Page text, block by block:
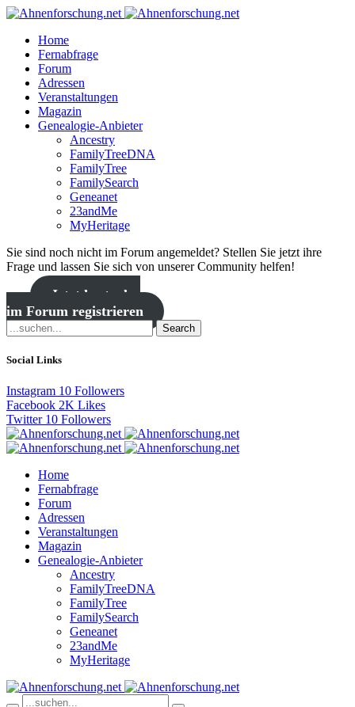
Home
Fernabfrage
Forum
Adressen
Veranstaltungen
Magazin
Genealogie-Anbieter
Ancestry
FamilyTreeDNA
FamilyTree
FamilySearch
Geneanet
23andMe
MyHeritage
Sie sind noch nicht im Forum angemeldet? Stellen Sie jetzt ihre
Frage und lassen Sie sich von unserer Community helfen!
Jetzt kostenlos
im Forum registrieren
Search
Social Links
Instagram 10 Followers
Facebook 2K Likes
Twitter 10 Followers
Home
Fernabfrage
Forum
Adressen
Veranstaltungen
Magazin
Genealogie-Anbieter
Ancestry
FamilyTreeDNA
FamilyTree
FamilySearch
Geneanet
23andMe
MyHeritage